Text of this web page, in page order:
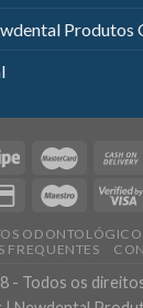
Produtos
FREQUENTES
- Todos os